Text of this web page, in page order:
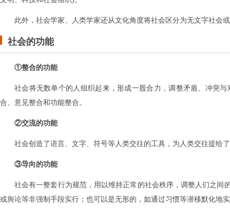
此外，社会学家、人类学家还从文化角度将社会区分为无文字社会
社会的功能
①整合的功能
社会将无数单个的人组织起来，形成一股合力，调整矛盾、冲突
合、意见整合和功能整合。
②交流的功能
社会创造了语言、文字、符号等人类交往的工具，为人类交往提给
③导向的功能
社会有一整套行为规范，用以维持正常的社会秩序，调整人们之
或舆论等非强制手段实行；也可以是无形的，如通过习惯等潜移默化地